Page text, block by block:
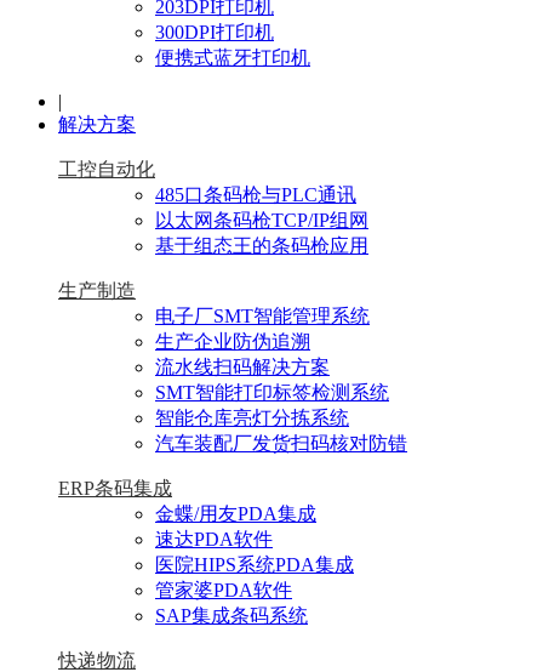
203DPI打印机
300DPI打印机
便携式蓝牙打印机
|
解决方案
工控自动化
485口条码枪与PLC通讯
以太网条码枪TCP/IP组网
基于组态王的条码枪应用
生产制造
电子厂SMT智能管理系统
生产企业防伪追溯
流水线扫码解决方案
SMT智能打印标签检测系统
智能仓库亮灯分拣系统
汽车装配厂发货扫码核对防错
ERP条码集成
金蝶/用友PDA集成
速达PDA软件
医院HIPS系统PDA集成
管家婆PDA软件
SAP集成条码系统
快递物流